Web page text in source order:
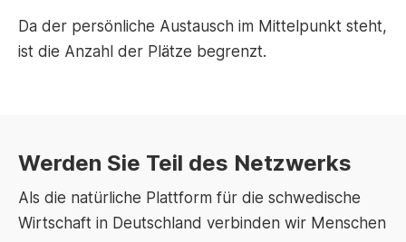
Da der persönliche Austausch im Mittelpunkt steht,
ist die Anzahl der Plätze begrenzt.
Werden Sie Teil des Netzwerks
Als die natürliche Plattform für die schwedische
Wirtschaft in Deutschland verbinden wir Menschen